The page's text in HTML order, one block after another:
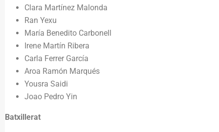
Clara Martínez Malonda
Ran Yexu
María Benedito Carbonell
Irene Martín Ribera
Carla Ferrer García
Aroa Ramón Marqués
Yousra Saidi
Joao Pedro Yin
Batxillerat